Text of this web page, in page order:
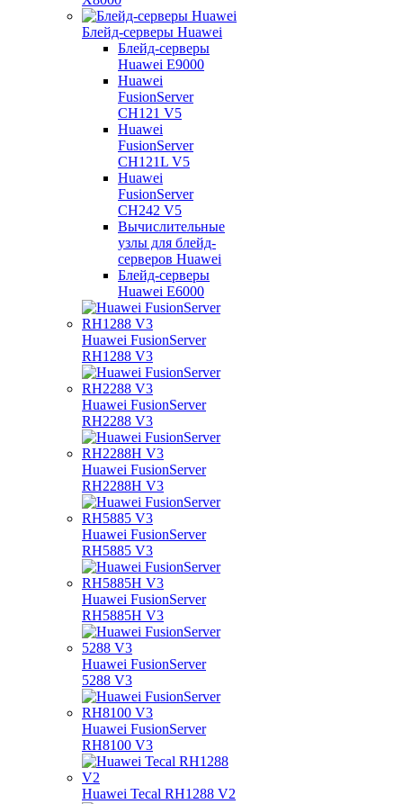
Блейд-серверы Huawei
Блейд-серверы
Huawei E9000
Huawei
FusionServer
CH121 V5
Huawei
FusionServer
CH121L V5
Huawei
FusionServer
CH242 V5
Вычислительные
узлы для блейд-
серверов Huawei
Блейд-серверы
Huawei E6000
Huawei FusionServer
RH1288 V3
Huawei FusionServer
RH2288 V3
Huawei FusionServer
RH2288H V3
Huawei FusionServer
RH5885 V3
Huawei FusionServer
RH5885H V3
Huawei FusionServer
5288 V3
Huawei FusionServer
RH8100 V3
Huawei Tecal RH1288 V2